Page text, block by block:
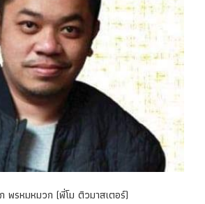
พรหมหมวก (พี่โม ติวมาสเตอร์)